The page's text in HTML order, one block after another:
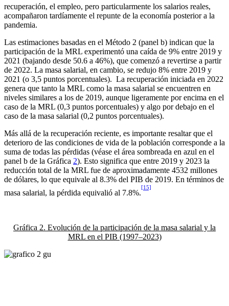
recuperación, el empleo, pero particularmente los salarios reales,
acompañaron tardíamente el repunte de la economía posterior a la
pandemia.
Las estimaciones basadas en el Método 2 (panel b) indican que la
participación de la MRL experimentó una caída de 9% entre 2019 y
2021 (bajando desde 50.6 a 46%), que comenzó a revertirse a partir
de 2022. La masa salarial, en cambio, se redujo 8% entre 2019 y
2021 (o 3,5 puntos porcentuales). La recuperación iniciada en 2022
genera que tanto la MRL como la masa salarial se encuentren en
niveles similares a los de 2019, aunque ligeramente por encima en el
caso de la MRL (0,3 puntos porcentuales) y algo por debajo en el
caso de la masa salarial (0,2 puntos porcentuales).
Más allá de la recuperación reciente, es importante resaltar que el
deterioro de las condiciones de vida de la población corresponde a la
suma de todas las pérdidas (véase el área sombreada en azul en el
panel b de la Gráfica 2). Esto significa que entre 2019 y 2023 la
reducción total de la MRL fue de aproximadamente 4532 millones
de dólares, lo que equivale al 8.3% del PIB de 2019. En términos de
masa salarial, la pérdida equivalió al 7.8%.
[15]
Gráfica 2. Evolución de la participación de la masa salarial y la
MRL en el PIB (1997–2023)